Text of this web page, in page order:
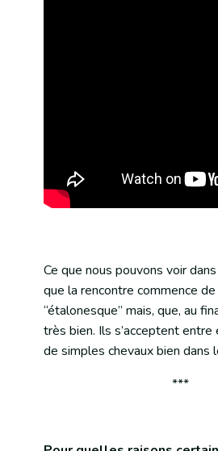
Ce que nous pouvons voir
que la rencontre commence
“étalonesque” mais, que, au
très bien. Ils s’acceptent entre
de simples chevaux bien dans
***